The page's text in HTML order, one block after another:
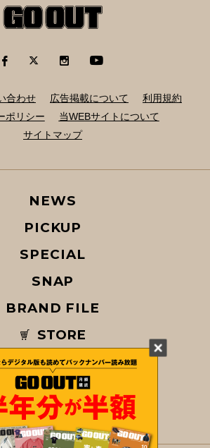
合わせ 広告掲載について
利用規約
ポリシー
当WEBサイトについて
サイトマップ
NEWS
PICKUP
SPECIAL
SNAP
BRAND FILE
STORE
MAGAZINE